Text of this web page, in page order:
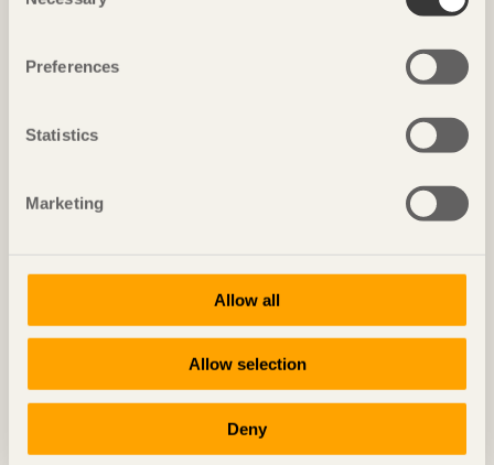
Preferences
Statistics
Marketing
Allow all
Allow selection
Deny
»BIM kommer att slå igenom med dagens unga. De är vår
Thomas RohnerProfessor i BIM vid trähögskolan i Biel